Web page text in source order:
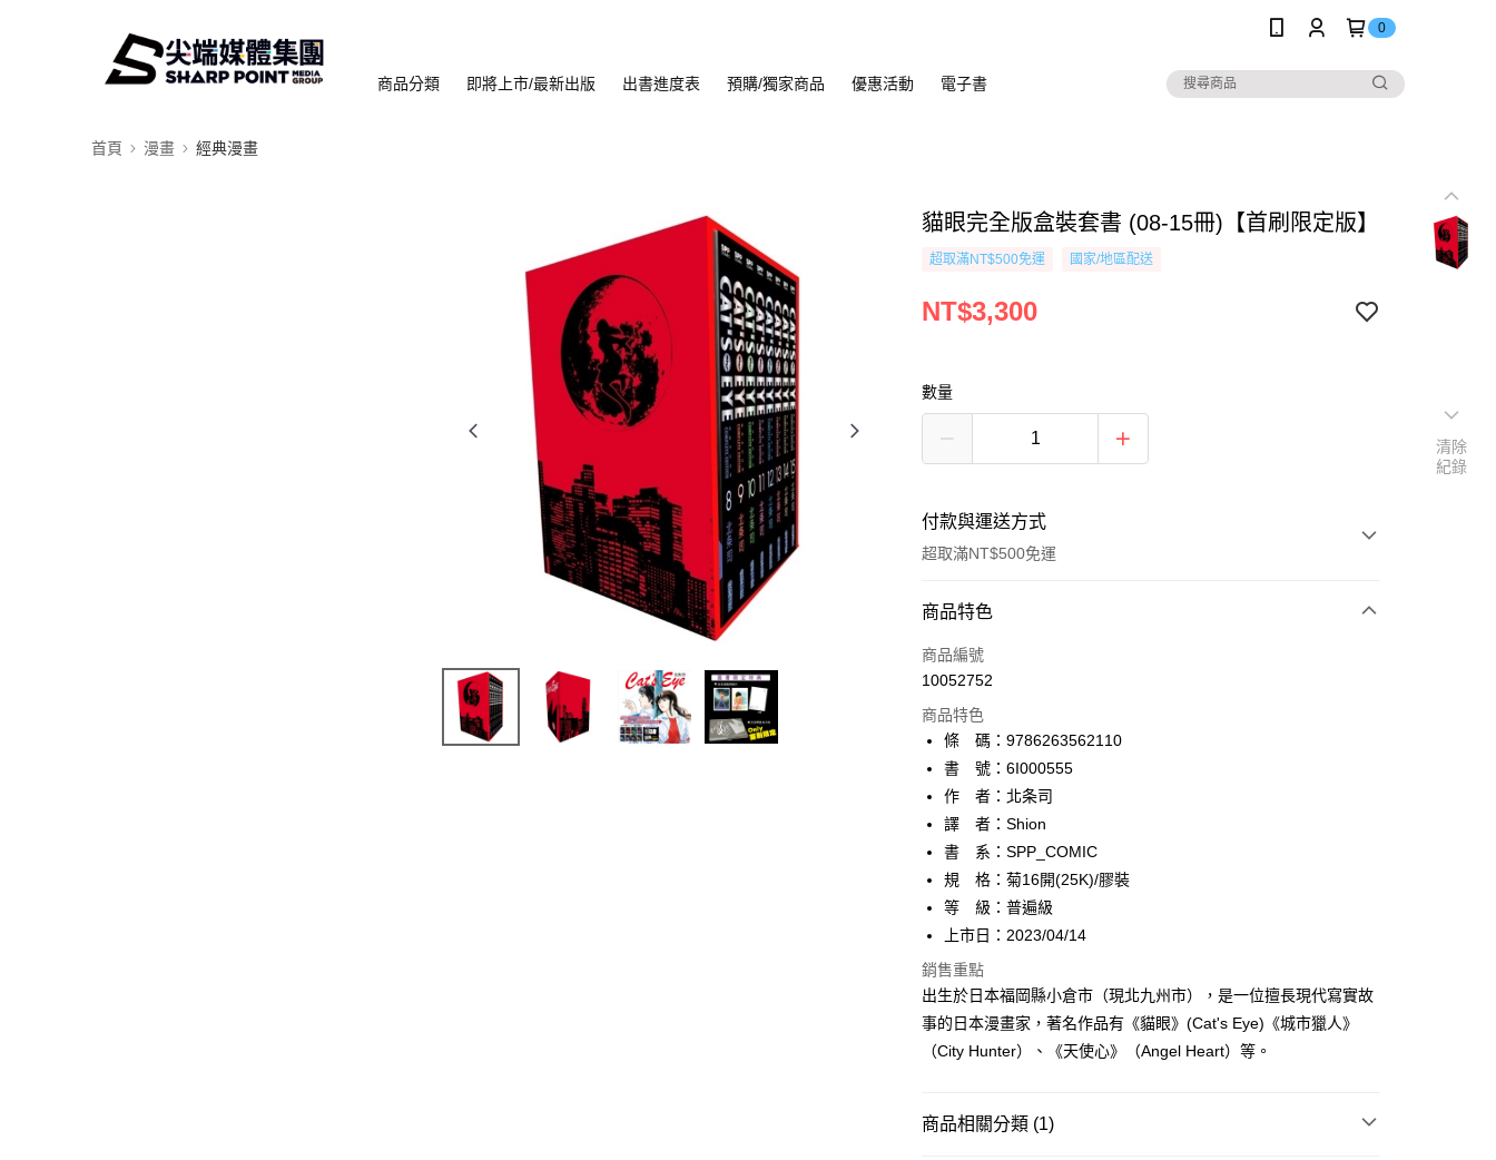
0
商品分類 即將上市/最新出版 出書進度表 預購/獨家商品 優惠活動 電子書
首頁 漫畫 經典漫畫
貓眼完全版盒裝套書 (08-15冊)【首刷限定版】
超取滿NT$500免運 國家/地區配送
NT$3,300
數量
付款與運送方式
超取滿NT$500免運
付款方式
信用卡一次付款
AFTEE先享後付
相關說明
AFTEE先享後付是「在收到商品之後才付款」的支付方式。 讓您購物簡單
便利好安心！
１．簡單：不需註冊會員、不需綁卡、不需儲值。
２．便利：只要手機號碼，簡訊認證，即可結帳。
３．安心：先確認商品／服務後，再付款。
１．於結帳方式選擇「AFTEE先享後付」後，將跳轉至「AFTEE先享後
付」結帳頁面，進行簡訊認證並確認金額後，即可完成結帳。
２．訂單成立數日內，您將收到繳費通知簡訊。
３．收到繳費通知簡訊後14天內，點擊此簡訊中的連結，可透過四大超商
／ATM／網路銀行／等多元方式進行付款，方視為交易完成。
※ 請注意：結帳手續完成當下不需立刻繳費，但若您需要取消訂單，請聯
絡購買商品的店家。未經商家同意取消之訂單仍視為有效，需透過AFTEE
是否繳費成功／繳費後需取消欲退款等相關疑問，請聯繫「AFTEE先享後
ATM付款
運送方式
全家取貨付款
每筆NT$80，滿NT$500(含以上)免運費
付款後全家取貨
每筆NT$80，滿NT$500(含以上)免運費
萊爾富取貨付款
付款後萊爾富取貨
商品特色
商品編號
10052752
商品特色
條 碼：9786263562110
書 號：6I000555
作 者：北条司
譯 者：Shion
書 系：SPP_COMIC
規 格：菊16開(25K)/膠裝
等 級：普遍級
上市日：2023/04/14
銷售重點
出生於日本福岡縣小倉市（現北九州市），是一位擅長現代寫實故
事的日本漫畫家，著名作品有《貓眼》(Cat's Eye)《城市獵人》
（City Hunter）、《天使心》（Angel Heart）等。
商品相關分類 (1)
清除
紀錄